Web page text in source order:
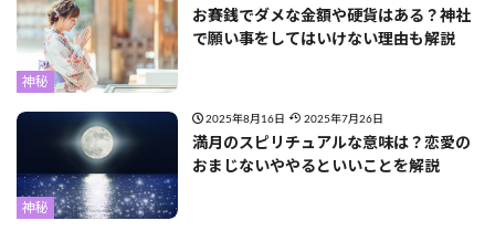
神秘
お賽銭でダメな金額や硬貨はある？神社
で願い事をしてはいけない理由も解説
神秘
2025年8月16日 2025年7月26日
満月のスピリチュアルな意味は？恋愛の
おまじないややるといいことを解説